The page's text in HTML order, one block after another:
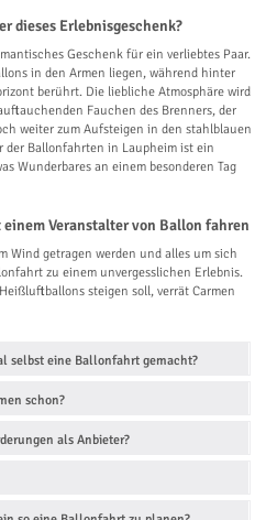
dieses Erlebnisgeschenk?
Geschenk für ein verliebtes Paar.
in den Armen liegen, während hinter
berührt. Die liebliche Atmosphäre wird
Fauchen des Brenners, der
weiter zum Aufsteigen in den stahlblauen
der Ballonfahrten in Laupheim ist ein
Wunderbares an einem besonderen Tag
Veranstalter von Ballon fahren
Wind getragen werden und alles um sich
zu einem unvergesslichen Erlebnis.
steigen soll, verrät Carmen
selbst eine Ballonfahrt gemacht?
schon?
als Anbieter?